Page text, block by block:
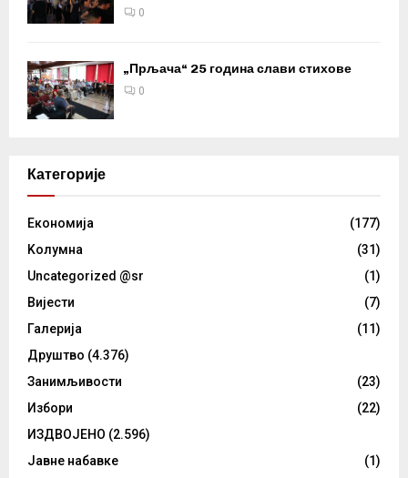
0
„Прљача“ 25 година слави стихове
0
Категорије
Eкономија
(177)
Kолумнa
(31)
Uncategorized @sr
(1)
Вијести
(7)
Галерија
(11)
Друштво (4.376)
Занимљивости
(23)
Избори
(22)
ИЗДВОЈЕНО (2.596)
Јавне набавке
(1)